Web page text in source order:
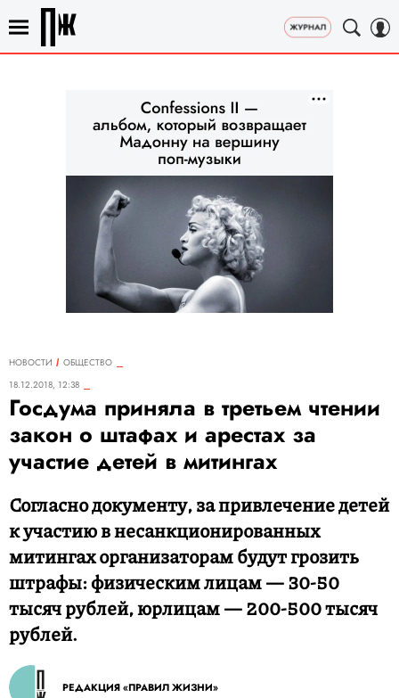
НОВОСТИ
ОБЩЕСТВО
18.12.2018, 12:38
Госдума приняла в третьем чтении
закон о штафах и арестах за
участие детей в митингах
Согласно документу, за привлечение детей
к участию в несанкционированных
митингах организаторам будут грозить
штрафы: физическим лицам — 30-50
тысяч рублей, юрлицам — 200-500 тысяч
рублей.
РЕДАКЦИЯ «ПРАВИЛ ЖИЗНИ»